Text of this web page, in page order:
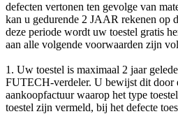
defecten vertonen ten gevolge van
kan u gedurende 2 JAAR rekenen op
deze periode wordt uw toestel gratis
aan alle volgende voorwaarden zijn
1. Uw toestel is maximaal 2 jaar
FUTECH-verdeler. U bewijst dit door
aankoopfactuur waarop het type
toestel zijn vermeld, bij het defecte